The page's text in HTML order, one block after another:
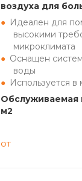
воздуха для
Идеален для
высокими
микроклимата
Оснащен
воды
Используется в
Обслуживаемая
м2
от